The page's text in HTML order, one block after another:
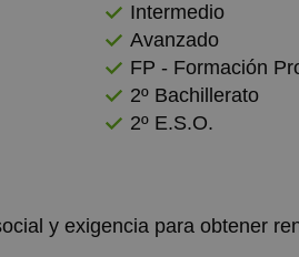
Intermedio
Avanzado
FP - Formación
2º Bachillerato
2º E.S.O.
y exigencia para obtener